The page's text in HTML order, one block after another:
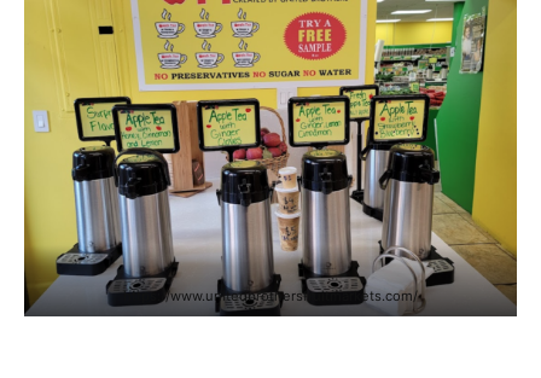
https://www.unitedbrothersfruitmarkets.com/